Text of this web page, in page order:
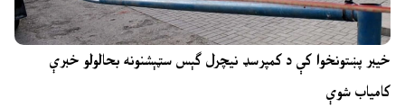
خیبر پښتونخوا کې د کمپرسډ نیچرل ګېس سټېشنونه بحالولو خبرې
کامیاب شوې